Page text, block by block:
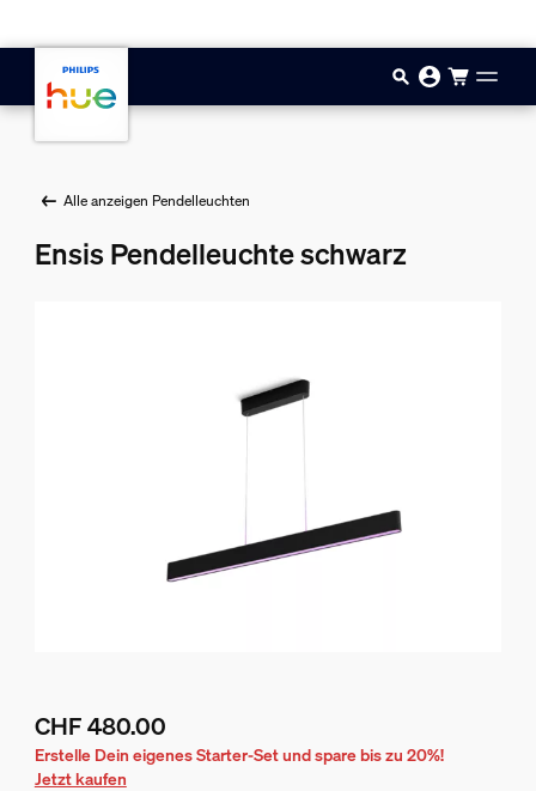
Alle anzeigen Pendelleuchten
Ensis Pendelleuchte schwarz
Aktueller Preis ist CHF 480.00
CHF 480.00
Erstelle Dein eigenes Starter-Set und spare bis zu 20%!
Jetzt kaufen